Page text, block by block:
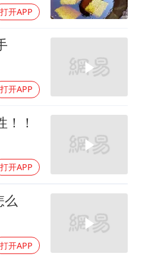
曝韩足协曾为外籍裁判安排性招待
萧敬腾：不忍心让妻子承受生育的苦
开新局 实干挑大梁
打开APP
打开APP
！
打开APP
么
打开APP